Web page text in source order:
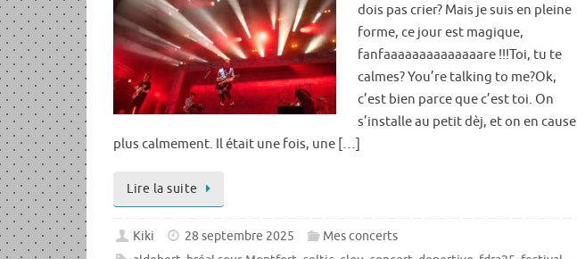
dois pas crier? Mais je suis en pleine
forme, ce jour est magique,
fanfaaaaaaaaaaaaaare !!!Toi, tu te
calmes? You’re talking to me?Ok,
c’est bien parce que c’est toi. On
s’installe au petit dèj, et on en cause
plus calmement. Il était une fois, une […]
Lire la suite
Kiki 28 septembre 2025
Mes concerts